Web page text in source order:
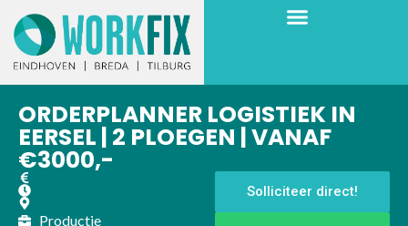
ORDERPLANNER LOGISTIEK IN
EERSEL | 2 PLOEGEN | VANAF
€3000,-
Productie
Solliciteer direct!